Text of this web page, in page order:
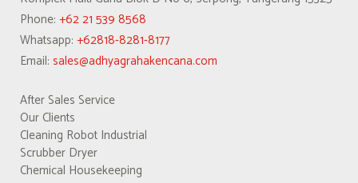
Phone: +62 21 539 8568
Whatsapp: +62818-8281-8177
Email: sales@adhyagrahakencana.com
After Sales Service
Our Clients
Cleaning Robot Industrial
Scrubber Dryer
Chemical Housekeeping